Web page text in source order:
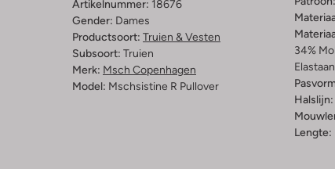
Artikelnummer: 18676
Gender: Dames
Productsoort: Truien & Vesten
Subsoort: Truien
Merk: Msch Copenhagen
Model: Mschsistine R Pullover
34%
Elastaan
Halslijn:
Lengte: